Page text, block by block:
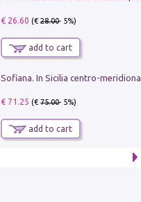
€ 26.60 (€28.00- 5%)
add to cart
€ 71.25 (€75.00- 5%)
add to cart